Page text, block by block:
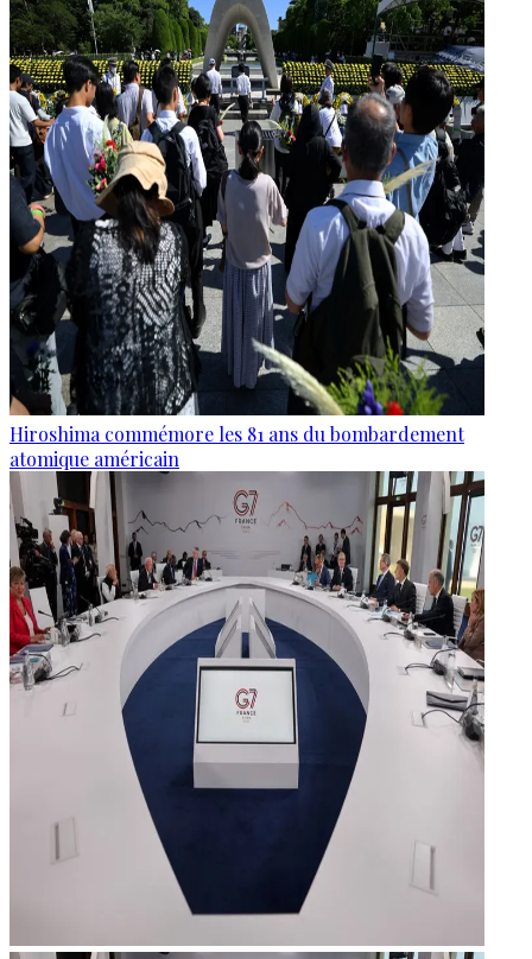
Hiroshima commémore les 81 ans du bombardement
atomique américain